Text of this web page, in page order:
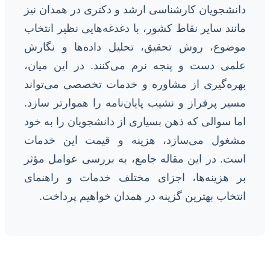
دانشجویان کارشناسی ارشد و دکتری در همدان نیز
مانند سایر نقاط کشور، با دغدغه‌هایی نظیر انتخاب
موضوع، روش تحقیق، تحلیل داده‌ها و نگارش
علمی دست و پنجه نرم می‌کنند. در این میان،
بهره‌گیری از مشاوره و خدمات تخصصی می‌تواند
مسیر پرفراز و نشیب پایان‌نامه را هموارتر سازد.
اما سوالی که ذهن بسیاری از دانشجویان را به خود
مشغول می‌سازد، هزینه و قیمت این خدمات
است. در این مقاله جامع، به بررسی عوامل مؤثر
بر هزینه‌ها، اجزای مختلف خدمات و راهنمای
انتخاب بهترین گزینه در همدان خواهیم پرداخت.